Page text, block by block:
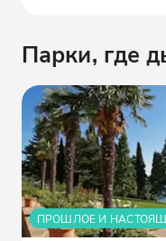
Парки, где
ПРОШЛОЕ И